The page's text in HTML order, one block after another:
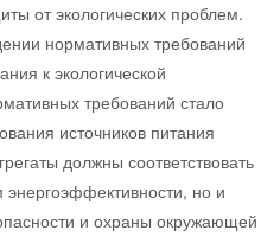
от экологических проблем.
нормативных требований
к экологической
требований стало
источников питания
должны соответствовать
энергоэффективности, но и
и охраны окружающей